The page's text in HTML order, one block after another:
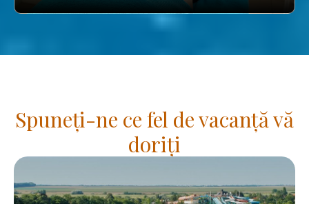
Spuneți-ne ce fel de vacanță vă
doriți